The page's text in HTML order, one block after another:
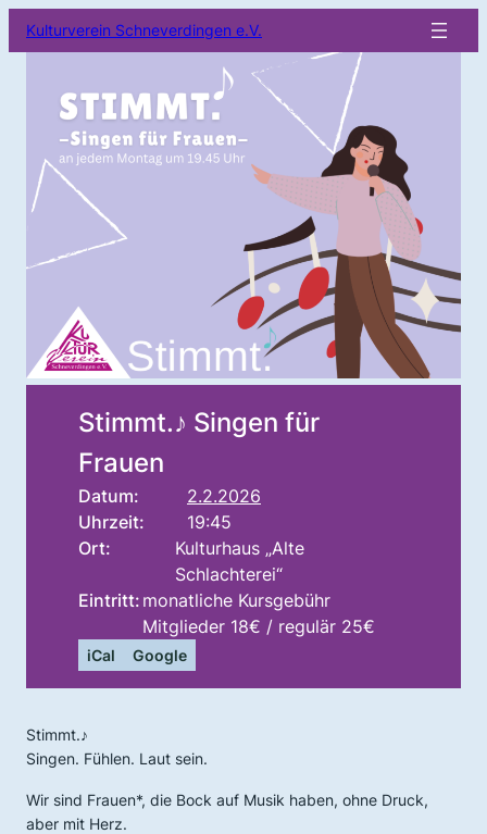
Kulturverein Schneverdingen e.V.
Stimmt.♪ Singen für
Frauen
Datum:
2.2.2026
Uhrzeit:
19:45
Ort:
Kulturhaus „Alte
Schlachterei“
Eintritt: monatliche Kursgebühr
Mitglieder 18€ / regulär 25€
iCal Google
Stimmt.♪
Singen. Fühlen. Laut sein.
Wir sind Frauen*, die Bock auf Musik haben, ohne Druck,
aber mit Herz.